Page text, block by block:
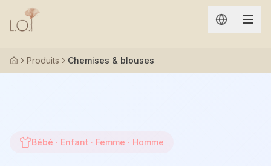
Aller au contenu principal
AccueilProduits Chemises & blouses
Bébé · Enfant · Femme · Homme